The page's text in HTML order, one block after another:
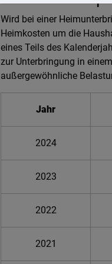
Wird bei einer
Heimkosten um die
eines Teils des
zur Unterbringung in
außergewöhnliche
Jahr
2024
2023
2022
2021